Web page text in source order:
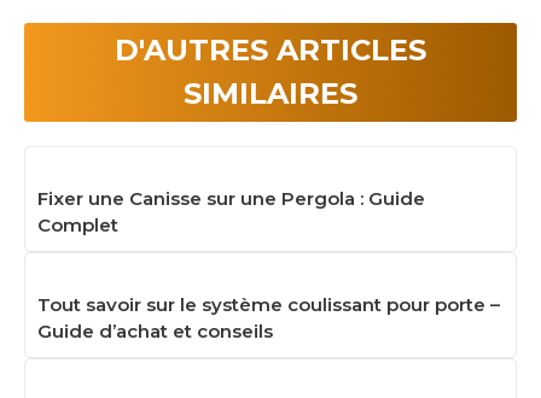
D'AUTRES ARTICLES
SIMILAIRES
Fixer une Canisse sur une Pergola : Guide
Complet
Tout savoir sur le système coulissant pour porte –
Guide d’achat et conseils